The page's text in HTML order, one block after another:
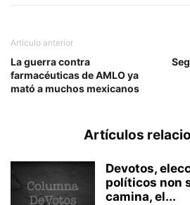
Artículo anterior
La guerra contra
farmacéuticas de AMLO ya
mató a muchos mexicanos
Artículos
Devotos,
políticos non
camina, el...